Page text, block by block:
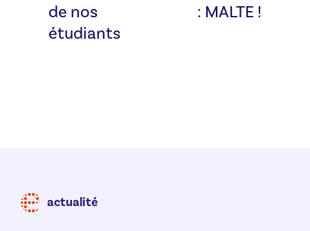
de nos
étudiants
: MALTE !
actualité